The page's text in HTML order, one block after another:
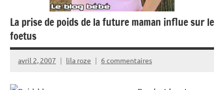
La prise de poids de la future maman influe sur le
foetus
avril 2, 2007 lila roze 6 commentaires